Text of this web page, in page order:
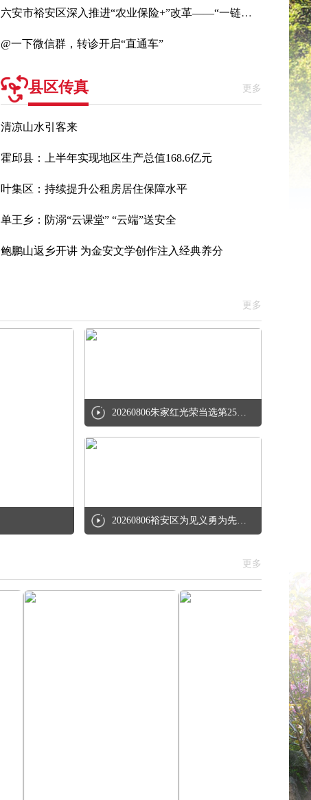
六安市裕安区深入推进“农业保险+”改革——“一链一险”护航皖西白鹅产业
@一下微信群，转诊开启“直通车”
县区传真 更多
清凉山水引客来
霍邱县：上半年实现地区生产总值168.6亿元
叶集区：持续提升公租房居住保障水平
单王乡：防溺“云课堂” “云端”送安全
鲍鹏山返乡开讲 为金安文学创作注入经典养分
更多
20260806朱家红光荣当选第25届“中国武警忠诚卫士”
20260806裕安区为见义勇为先进个人代表上门授奖
更多